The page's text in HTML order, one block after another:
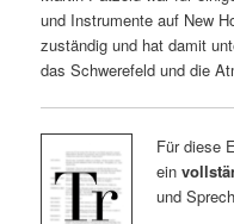
und Instrumente auf New
zuständig und hat damit
das Schwerefeld und die
Für diese
ein
und